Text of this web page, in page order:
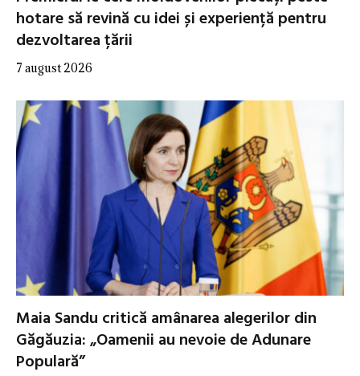
hotare să revină cu idei și experiență pentru
dezvoltarea țării
7 august 2026
Maia Sandu critică amânarea alegerilor din
Găgăuzia: „Oamenii au nevoie de Adunare
Populară”